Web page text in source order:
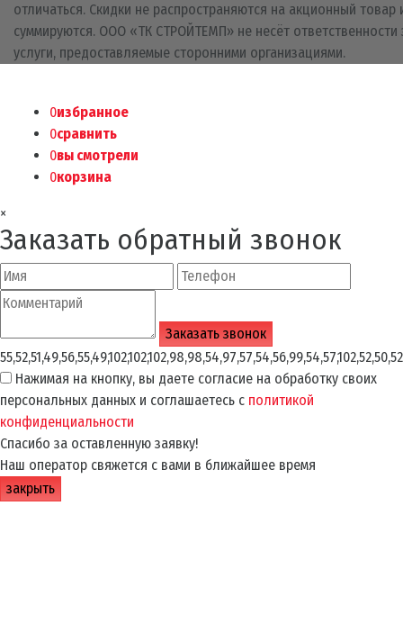
отличаться. Скидки не распространяются на акционный товар
суммируются. ООО «ТК СТРОЙТЕМП» не несёт ответственности
услуги, предоставляемые сторонними организациями.
0избранное
0сравнить
0вы смотрели
0корзина
×
Заказать обратный звонок
Нажимая на кнопку, вы даете согласие на обработку своих
персональных данных и соглашаетесь с политикой
конфиденциальности
Спасибо за оставленную заявку!
Наш оператор свяжется с вами в ближайшее время
закрыть